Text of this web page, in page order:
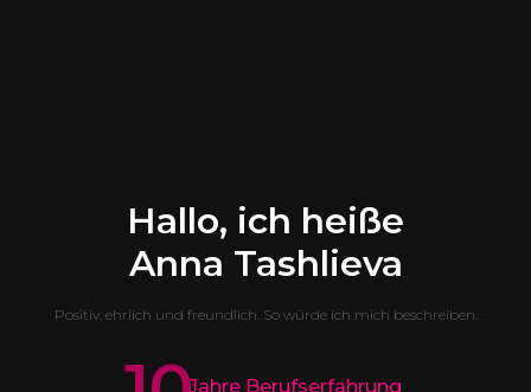
Hallo, ich heiße
Anna Tashlieva
Positiv, ehrlich und freundlich. So würde ich mich beschreiben.
Jahre Berufserfahrung